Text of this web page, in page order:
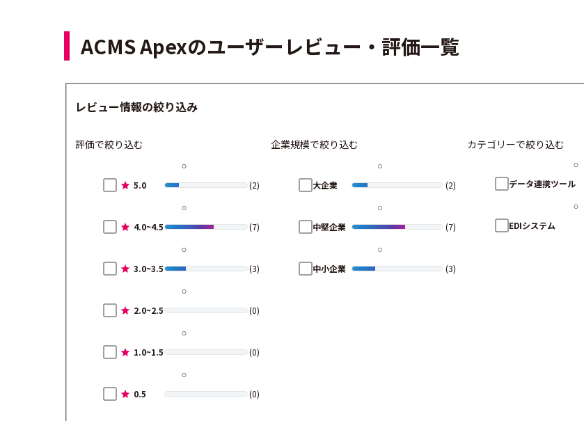
ACMS Apexのユーザーレビュー・評価一覧
レビュー情報の絞り込み
評価で絞り込む
5.0 (2)
4.0~4.5 (7)
3.0~3.5 (3)
2.0~2.5 (0)
1.0~1.5 (0)
0.5 (0)
企業規模で絞り込む
大企業 (2)
中堅企業 (7)
中小企業 (3)
カテゴリーで絞り込む
データ連携ツール
EDIシステム